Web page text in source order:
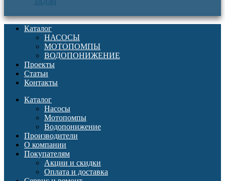
ЗАДАЧ
Каталог
НАСОСЫ
МОТОПОМПЫ
ВОДОПОНИЖЕНИЕ
Проекты
Статьи
Контакты
Каталог
Насосы
Мотопомпы
Водопонижение
Производители
О компании
Покупателям
Акции и скидки
Оплата и доставка